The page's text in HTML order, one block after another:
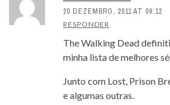
20 DEZEMBRO, 2011 AT 09:12
RESPONDER
The Walking Dead
minha lista de melhores
Junto com Lost, Prison
e algumas outras.